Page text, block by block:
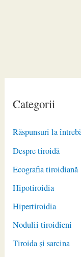
Categorii
Răspunsuri la
Despre tiroidă
Ecografia tiroidiană
Hipotiroidia
Hipertiroidia
Nodulii tiroidieni
Tiroida și sarcina